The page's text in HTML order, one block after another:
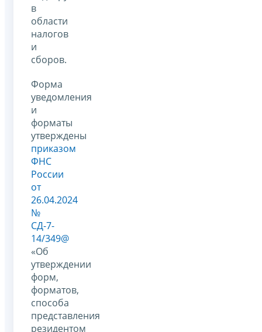
в
области
налогов
и
сборов.
Форма
уведомления
и
форматы
утверждены
приказом
ФНС
России
от
26.04.2024
№
СД-7-
14/349@
«Об
утверждении
форм,
форматов,
способа
представления
резидентом